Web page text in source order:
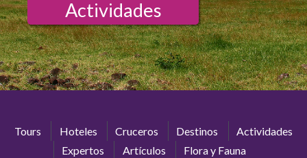
Actividades
Tours Hoteles Cruceros Destinos
Actividades
Expertos
Artículos Flora y Fauna